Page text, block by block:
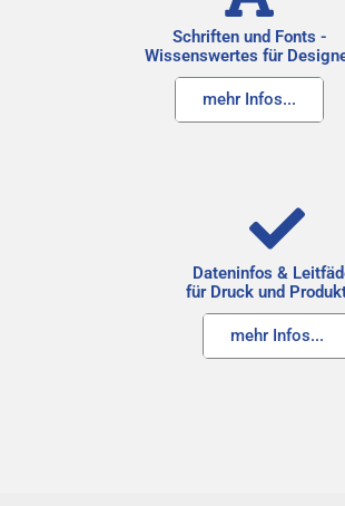
Schriften und Fonts -
Wissenswertes für
mehr Infos...
Dateninfos &
für Druck und
mehr Infos...